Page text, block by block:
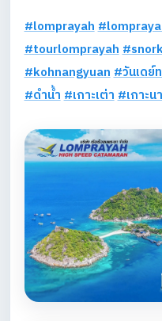
#lomprayah
#tourlomprayah
#kohnangyuan#วันเดย์
#ดำน้ำ#เกาะเต่า#เกาะน